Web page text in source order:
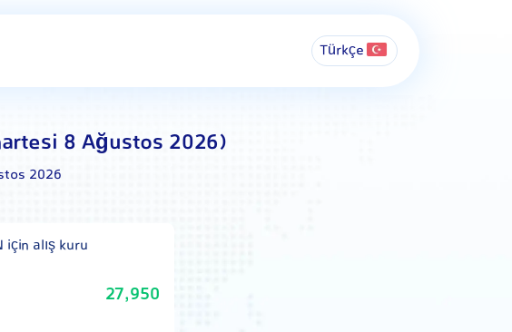
Türkçe
8 Ağustos 2026)
2026
için alış kuru
27,950